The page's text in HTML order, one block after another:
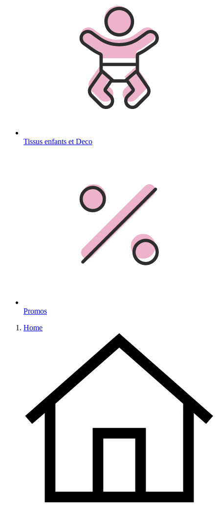
Tissus enfants et Deco
Promos
Home